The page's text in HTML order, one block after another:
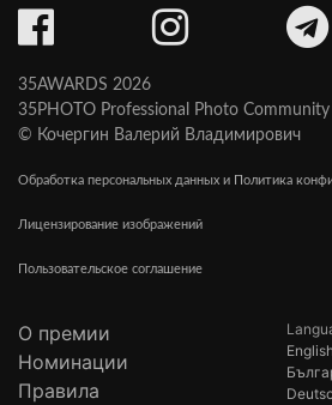
35AWARDS 2026
35PHOTO Professional Photo Community
© Кочергин Валерий Владимирович
Обработка персональных данных и Политика
Лицензирование изображений
Пользовательское соглашение
О премии
Номинации
Правила
English